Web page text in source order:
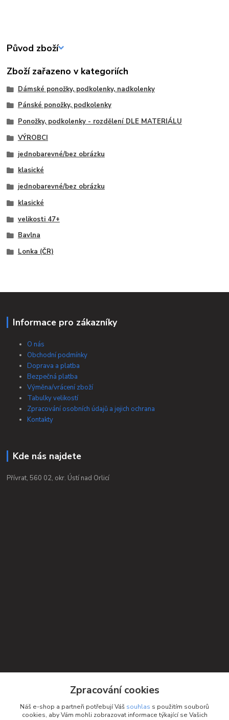
Původ zboží
Zboží zařazeno v kategoriích
Dámské ponožky, podkolenky, nadkolenky
Pánské ponožky, podkolenky
Ponožky, podkolenky - rozdělení DLE MATERIÁLU
VÝROBCI
jednobarevné/bez obrázku
klasické
jednobarevné/bez obrázku
klasické
velikosti 47+
Bavlna
Lonka (ČR)
Informace pro zákazníky
O nás
Obchodní podmínky
Doprava a platba
Bezpečná platba
Výměna/vrácení zboží
Tabulky velikostí
Zpracování osobních údajů a jejich ochrana
Kontakty
Kde nás najdete
Přívrat, 560 02, okr. Ústí nad Orlicí
Zpracování cookies
Náš e-shop a partneři potřebují Váš souhlas s použitím souborů
cookies, aby Vám mohli zobrazovat informace týkající se Vašich